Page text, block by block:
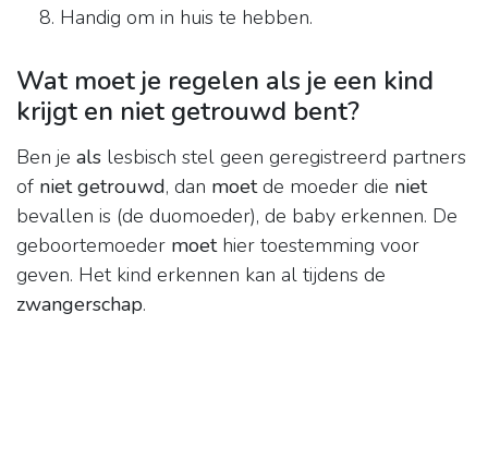
Handig om in huis te hebben.
Wat moet je regelen als je een kind
krijgt en niet getrouwd bent?
Ben je als lesbisch stel geen geregistreerd partners
of niet getrouwd, dan moetde moeder die niet
bevallen is (de duomoeder), de baby erkennen. De
geboortemoeder moethier toestemming voor
geven. Het kind erkennen kan al tijdens de
zwangerschap.